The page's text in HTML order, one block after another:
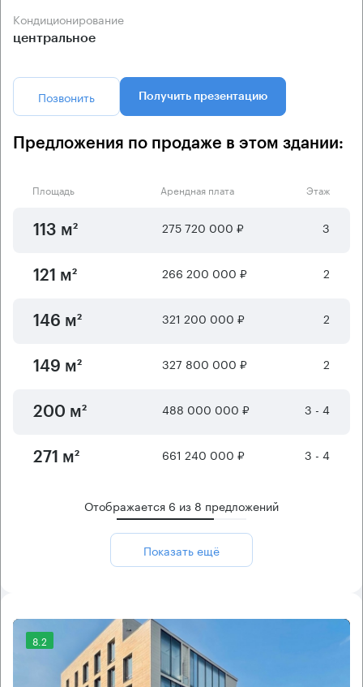
Кондиционирование
центральное
Позвонить Получить презентацию
Предложения по продаже в этом здании:
Площадь Арендная плата Этаж
113 м² 275 720 000 ₽ 3
121 м² 266 200 000 ₽ 2
146 м² 321 200 000 ₽ 2
149 м² 327 800 000 ₽ 2
200 м² 488 000 000 ₽ 3 - 4
271 м² 661 240 000 ₽ 3 - 4
Отображается 6 из 8 предложений
Показать ещё
8.2